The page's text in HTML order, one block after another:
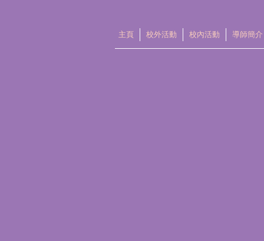
主頁 校外活動 校內活動 導師簡介